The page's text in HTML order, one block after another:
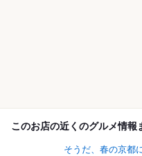
このお店の近くのグルメ情報
そうだ、春の京都